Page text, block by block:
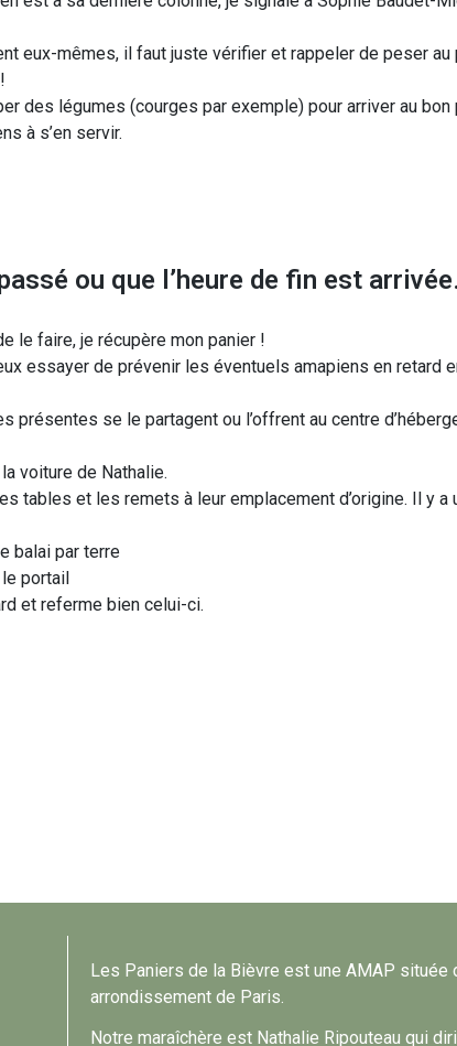
eux-mêmes, il faut juste vérifier et rappeler de peser
des légumes (courges par exemple) pour arriver au
à s’en servir.
ou que l’heure de fin est
le faire, je récupère mon panier !
essayer de prévenir les éventuels amapiens en retard
présentes se le partagent ou l’offrent au centre
voiture de Nathalie.
tables et les remets à leur emplacement d’origine. Il y
balai par terre
le portail
et referme bien celui-ci.
Les Paniers de la Bièvre est une AMAP située
arrondissement de Paris.
Notre maraîchère est Nathalie Ripouteau qui